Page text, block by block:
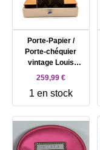
Porte-Papier /
Porte-chéquier
vintage Louis
Vuitton en toile
259,99 €
1 en stock